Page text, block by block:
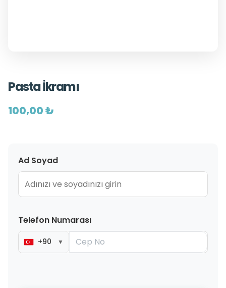
Pasta İkramı
100,00 ₺
Ad Soyad
Telefon Numarası
+90 ▼